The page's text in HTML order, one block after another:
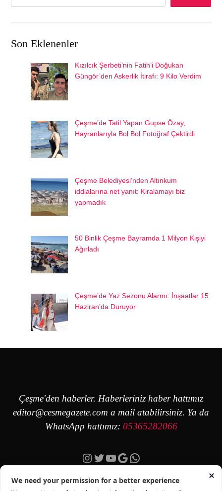
Son Eklenenler
Kızılcık Şerbeti’nin Fatih’i Doğukan
Güngör’den Askerlik İtirafı: 9 Kilo Verdim
Çeşme’de Tatil Yapan Gupse Özay,
Hayranlarıyla Bol Bol Fotoğraf Çektirdi
Çeşme Belediyesi’nden Altınkum
iddialarına net yanıt: Kiralamayı biz
yapmadık
50 Binlik Çeşme Bayramda 1 Milyon Kişiyi
Ağırladı
Çeşme’de Yaz Sezonu Alarmı: İnşaatlar 15
Haziran’da Duruyor
Çeşme'den haberler. Haberleriniz haber hattımız
editor@cesmegazete.com a mail atabilirsiniz. Ya da
WhatsApp hattımız: 05365282066
Instagram
Twitter
YouTube
Google
https://wa.me/